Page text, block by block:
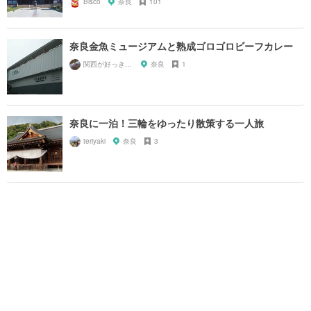
奈良金魚ミュージアムと熟成ゴロゴロビーフカレー
関西が好っきゃねん 奈良 1
奈良に一泊！三輪をゆったり散策する一人旅
teriyaki 奈良 3